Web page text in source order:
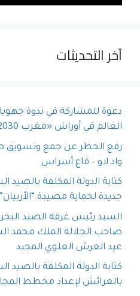
آخر التحديثات
دعوة للمشاركة في ندوة
العالم في أوراش «مغرب 2030»
رفع الحظر عن جمع وتسويق
واد لاو – قاع أسراس
كتابة الدولة المكلفة بالصيد
جديدة لحماية مصيدة “الأربيان”
السيد رئيس غرفة الصيد
صاحب الجلالة الملك محمد
عيد العرش العلوي المجيد
كتابة الدولة المكلفة
بالعرائش لإعداد مخطط